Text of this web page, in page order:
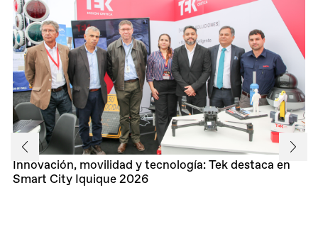
Innovación, movilidad y tecnología: Tek destaca en
Smart City Iquique 2026